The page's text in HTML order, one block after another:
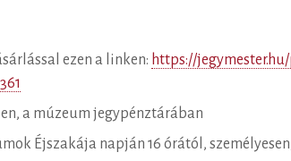
ezen a linken: https://
a múzeum jegypénztárában
Éjszakája napján 16 órától,